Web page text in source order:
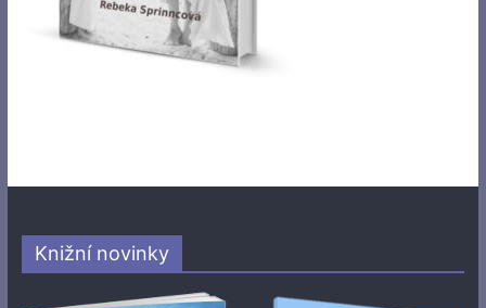
Knižní novinky